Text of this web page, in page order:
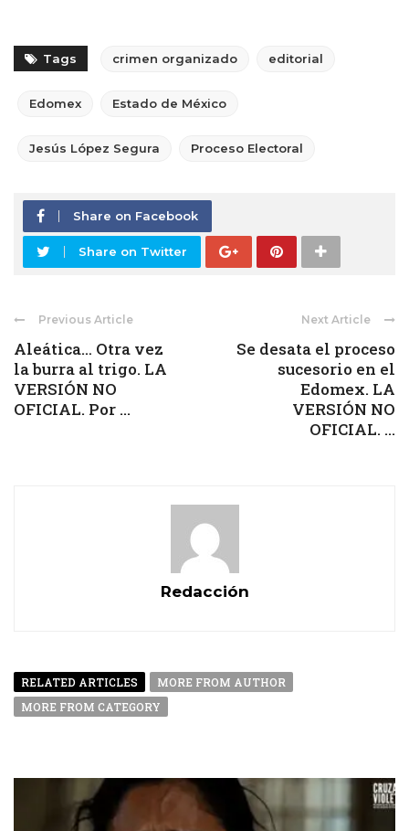
Tags crimen organizado editorial
Edomex Estado de México
Jesús López Segura Proceso Electoral
Share on Facebook
Share on Twitter
Previous Article
Aleática… Otra vez
la burra al trigo. LA
VERSIÓN NO
OFICIAL. Por ...
Next Article
Se desata el proceso
sucesorio en el
Edomex. LA
VERSIÓN NO
OFICIAL. ...
Redacción
RELATED ARTICLES
MORE FROM AUTHOR
MORE FROM CATEGORY